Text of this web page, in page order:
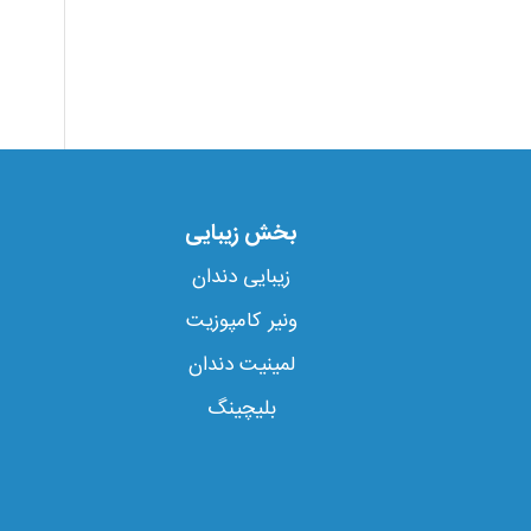
بخش زیبایی
زیبایی دندان
ونیر کامپوزیت
لمینیت دندان
بلیچینگ